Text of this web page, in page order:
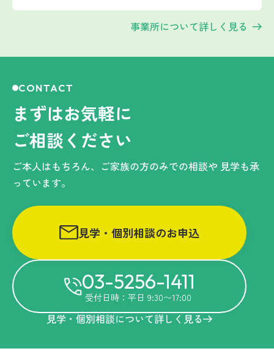
事業所について詳しく見る
CONTACT
まずはお気軽に
ご相談ください
ご本人はもちろん、ご家族の方のみでの相談や 見学も承
っています。
見学・個別相談のお申込
03-5256-1411
受付日時：平日 9:30〜17:00
見学・個別相談について詳しく見る